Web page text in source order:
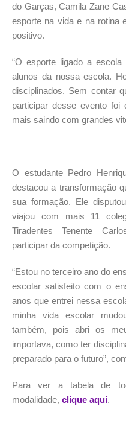
do Garças, Camila Zane
esporte na vida e na rotina
positivo.
“O esporte ligado a
alunos da nossa escola.
disciplinados. Sem contar
participar desse evento foi
mais saindo com grandes
O estudante Pedro
destacou a transformação
sua formação. Ele
viajou com mais 11
Tiradentes Tenente
participar da competição.
“Estou no terceiro ano do
escolar satisfeito com o
anos que entrei nessa
minha vida escolar
também, pois abri os
importava, como ter
preparado para o futuro”,
Para ver a tabela de
modalidade, clique aqui.